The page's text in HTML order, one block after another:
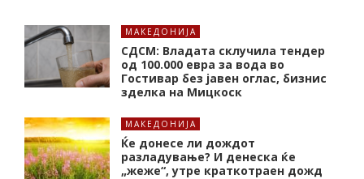
МАКЕДОНИЈА
СДСМ: Владата склучила тендер
од 100.000 евра за вода во
Гостивар без јавен оглас, бизнис
зделка на Мицкоск
МАКЕДОНИЈА
Ќе донесе ли дождот
разладување? И денеска ќе
„жеже“, утре краткотраен дожд